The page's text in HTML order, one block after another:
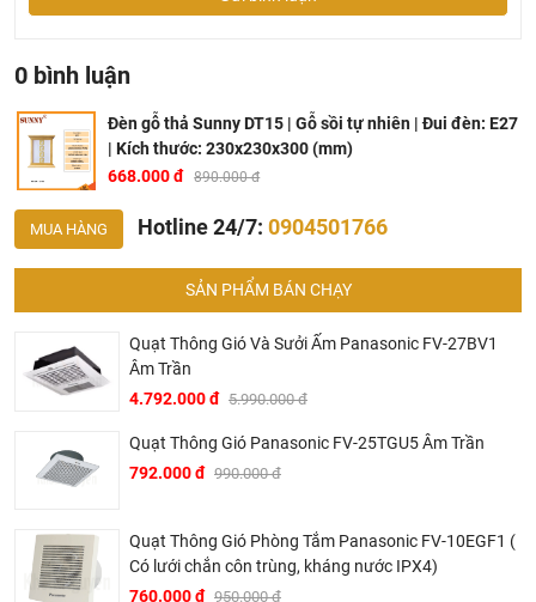
tạo điểm nhấn độc đáo cho căn phòng. Gỗ sồi sấy khô
vênh và nứt vỡ theo thời gian, đồng thời bảo vệ sức khỏe
0 bình luận
Đèn gỗ thả Sunny DT15 | Gỗ sồi tự nhiên | Đui đèn: E27
| Kích thước: 230x230x300 (mm)
668.000 đ 890.000 đ
MUA HÀNG Hotline 24/7: 0904501766
SẢN PHẨM BÁN CHẠY
Quạt Thông Gió Và Sưởi Ấm Panasonic FV-27BV1
Âm Trần
4.792.000 đ 5.990.000 đ
Quạt Thông Gió Panasonic FV-25TGU5 Âm Trần
792.000 đ 990.000 đ
Quạt Thông Gió Phòng Tắm Panasonic FV-10EGF1 (
Có lưới chắn côn trùng, kháng nước IPX4)
760.000 đ 950.000 đ